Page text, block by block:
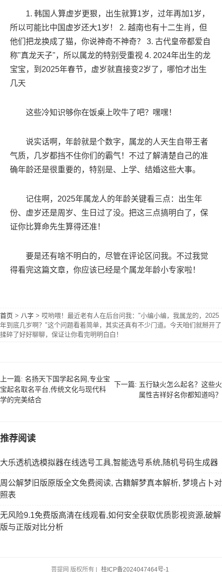
1. 韩国人算虚岁更狠，出生就算1岁，过年再加1岁，
所以可能比中国虚岁还大1岁！ 2. 越南也有十二生肖，但
他们把龙换成了猫，你说神奇不神奇？ 3. 古代皇帝都爱自
称"真龙天子"，所以属龙的特别受重视 4. 2024年出生的龙
宝宝，到2025年春节，虚岁就直接变2岁了，哪怕才出生
几天
这些冷知识够你在饭桌上吹牛了吧？嘿嘿！
说实话啊，年龄就是个数字，属龙的人天生自带王者
气质，几岁都挡不住你们的霸气！不过了解清楚自己的准
确年龄还是很重要的，特别是、上学、结婚这些大事。
记住啊，2025年属龙人的年龄关键看三点：出生年
份、虚岁还是周岁、生日过了没。把这三点搞明白了，保
证你比算命先生算得还准！
要是还有啥不明白的，尽管在评论区问我。不过我觉
得看完这篇文章，你应该已经是个属龙年龄小专家啦！
首页 > 八字 > 哎哟喂！最近老有人在后台问我："小编小编，我属龙的，2025
年到底几岁啊？"这个问题看着简单，其实还真有不少门道。今天咱们就掰开了
揉碎了好好聊聊，保证让你看完明明白白！
上一篇: 名扬天下国学起名网,专业宝
宝起名取名平台,传统文化与现代科
学的完美结合
下一篇: 五行缺火怎么起名？这些火
属性吉祥好名你都知道吗？
推荐阅读
大乐透机选模拟器在线选号工具,智能选号系统,随机号码生成器
周公解梦旧版原版全文免费阅读, 古籍解梦真本解析, 梦境占卜对
照表
无风险9.1免费版高清在线观看,如何安全获取优质影视资源,破解
版与正版对比分析
菩提网 版权所有 | 桂ICP备2024047464号-1